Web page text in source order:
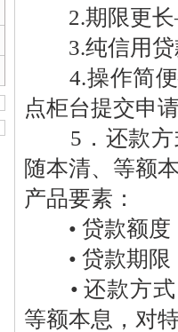
2.期限更长
3.纯信用贷
4.操作简便
点柜台提交申
5．还款方
随本清、等额
产品要素：
• 贷款额度
• 贷款期限
• 还款方式
等额本息，对